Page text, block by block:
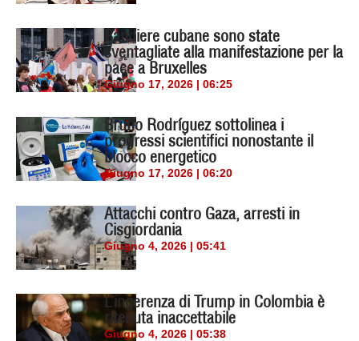
Bandiere cubane sono state
sventagliate alla manifestazione per la
pace a Bruxelles
Giugno 17, 2026 | 06:25
Bruno Rodríguez sottolinea i
progressi scientifici nonostante il
blocco energetico
Giugno 17, 2026 | 06:20
Attacchi contro Gaza, arresti in
Cisgiordania
Giugno 4, 2026 | 05:41
L’ingerenza di Trump in Colombia è
ritenuta inaccettabile
Giugno 4, 2026 | 05:38